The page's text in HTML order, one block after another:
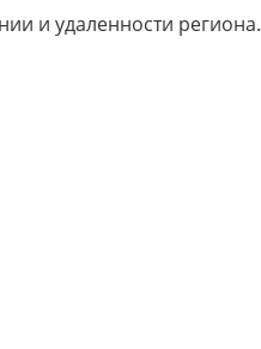
и удаленности региона.